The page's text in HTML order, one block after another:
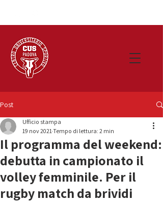
Post
Il programma del weekend:
debutta in campionato il
volley femminile. Per il
rugby match da brividi
Ufficio stampa
19 nov 2021Tempo di lettura: 2 min